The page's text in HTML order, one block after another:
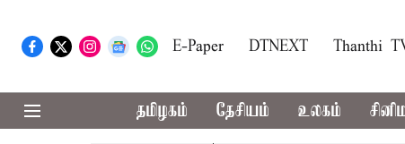
E-Paper DTNEXT Thanthi
தமிழகம் தேசியம் உலகம்